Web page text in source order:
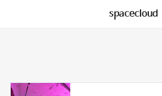
spacecloud